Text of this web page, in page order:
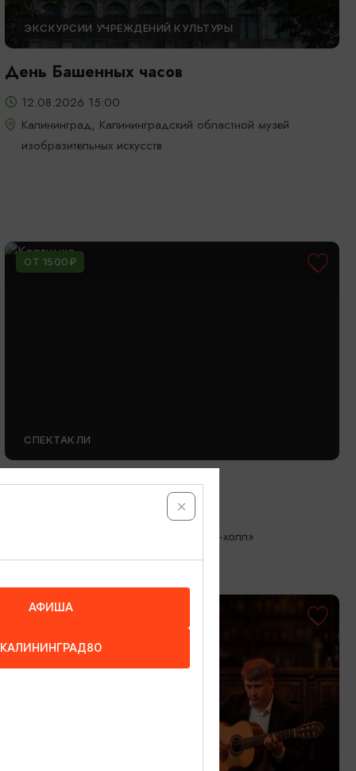
ЭКСКУРСИИ УЧРЕЖДЕНИЙ КУЛЬТУРЫ
День Башенных часов
12.08.2026 15:00
Калининград, Калининградский областной музей
изобразительных искусств
ОТ 1500₽
СПЕКТАКЛИ
Любовь и голуби
Светлогорск, Театр эстрады «Янтарь-холл»
ОТ 800₽
АФИША
КАЛИНИНГРАД80